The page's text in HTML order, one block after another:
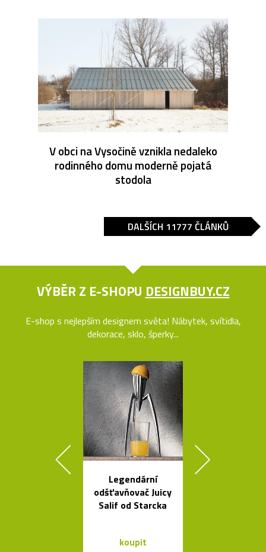
V obci na Vysočině vznikla nedaleko
rodinného domu moderně pojatá
stodola
DALŠÍCH 11777 ČLÁNKŮ
VÝBĚR Z E-SHOPU DESIGNBUY.CZ
E-shop s nejlepším designem světa! Nábytek, svítidla,
dekorace, sklo, šperky...
Legendární
odšťavňovač Juicy
Salif od Starcka
koupit